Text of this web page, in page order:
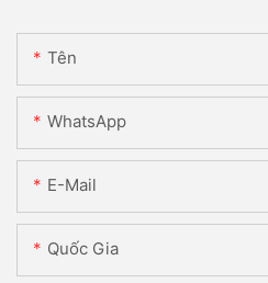
Tên
WhatsApp
E-Mail
Quốc Gia